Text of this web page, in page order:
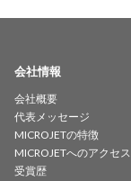
会社情報
会社概要
代表メッセージ
MICROJETの特徴
MICROJETへのアクセス
受賞歴